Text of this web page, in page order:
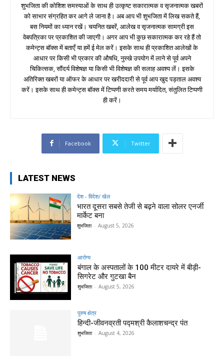
शुभजिता की कोशिश समस्याओं के साथ ही उत्कृष्ट सकारात्मक व सृजनात्मक खबरों
को साभार संग्रहित कर आगे ले जाना है। अब आप भी शुभजिता में लिख सकते हैं,
बस नियमों का ध्यान रखें। चयनित खबरें, आलेख व सृजनात्मक सामग्री इस
वेबपत्रिका पर प्रकाशित की जाएगी। अगर आप भी कुछ सकारात्मक कर रहे हैं तो
कमेन्ट्स बॉक्स में बताएँ या हमें ई मेल करें। इसके साथ ही प्रकाशित आलेखों के
आधार पर किसी भी प्रकार की औषधि, नुस्खे उपयोग में लाने से पूर्व अपने
चिकित्सक, सौंदर्य विशेषज्ञ या किसी भी विशेषज्ञ की सलाह अवश्य लें। इसके
अतिरिक्त खबरों या ऑफर के आधार पर खरीददारी से पूर्व आप खुद पड़ताल अवश्य
करें। इसके साथ ही कमेन्ट्स बॉक्स में टिप्पणी करते समय मर्यादित, संतुलित टिप्पणी
ही करें।
Facebook Twitter
LATEST NEWS
देश - विदेश/ खेल
भारत दूसरा सबसे तेजी से बढ़ने वाला सोलर एनर्जी
मार्केट बना
शुभजिता - August 5, 2026
आरोग्य
बंगाल के अस्पतालों के 100 मीटर दायरे में बीड़ी-
सिगरेट और गुटखा बैन
शुभजिता - August 5, 2026
पुरुष क्षेत्र
हिन्‍दी-जीवनव्रती पद्मश्री कैलाशचन्‍द्र पंत
शुभजिता - August 4, 2026